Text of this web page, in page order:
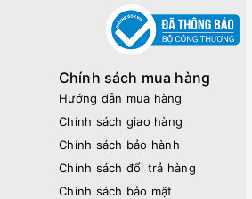
Chính sách mua hàng
Hướng dẫn mua hàng
Chính sách giao hàng
Chính sách bảo hành
Chính sách đổi trả hàng
Chính sách bảo mật